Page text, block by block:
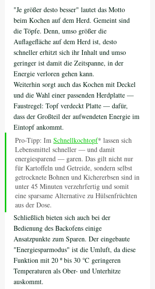
"Je größer desto besser" lautet das Motto
beim Kochen auf dem Herd. Gemeint sind
die Töpfe. Denn, umso größer die
Auflagefläche auf dem Herd ist, desto
schneller erhitzt sich ihr Inhalt und umso
geringer ist damit die Zeitspanne, in der
Energie verloren gehen kann.
Weiterhin sorgt auch das Kochen mit Deckel
und die Wahl einer passenden Herdplatte —
Faustregel: Topf verdeckt Platte — dafür,
dass der Großteil der aufwendeten Energie im
Eintopf ankommt.
Pro-Tipp: Im Schnellkochtopf* lassen sich
Lebensmittel schneller — und damit
energiesparend — garen. Das gilt nicht nur
für Kartoffeln und Getreide, sondern selbst
getrocknete Bohnen und Kichererbsen sind in
unter 45 Minuten verzehrfertig und somit
eine sparsame Alternative zu Hülsenfrüchten
aus der Dose.
Schließlich bieten sich auch bei der
Bedienung des Backofens einige
Ansatzpunkte zum Sparen. Der eingebaute
"Energiesparmodus" ist die Umluft, da diese
Funktion mit 20 º bis 30 ℃ geringeren
Temperaturen als Ober- und Unterhitze
auskommt.